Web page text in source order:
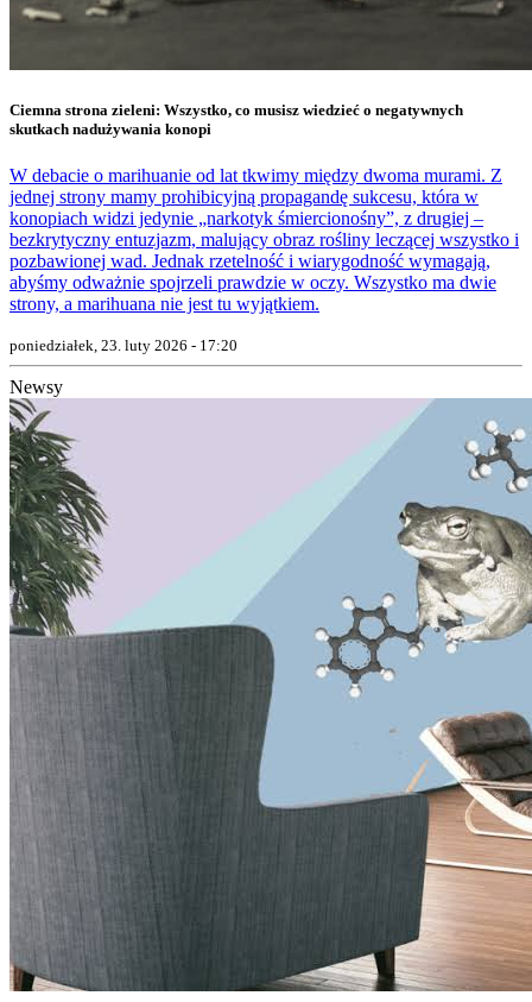
Ciemna strona zieleni: Wszystko, co musisz wiedzieć o negatywnych
skutkach nadużywania konopi
W debacie o marihuanie od lat tkwimy między dwoma murami. Z
jednej strony mamy prohibicyjną propagandę sukcesu, która w
konopiach widzi jedynie „narkotyk śmiercionośny”, z drugiej –
bezkrytyczny entuzjazm, malujący obraz rośliny leczącej wszystko i
pozbawionej wad. Jednak rzetelność i wiarygodność wymagają,
abyśmy odważnie spojrzeli prawdzie w oczy. Wszystko ma dwie
strony, a marihuana nie jest tu wyjątkiem.
poniedziałek, 23. luty 2026 - 17:20
Newsy